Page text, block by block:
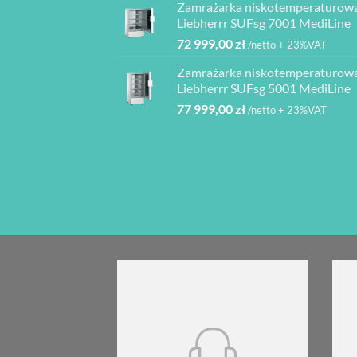
080,00
2
000,00 zł.
1
950,00 zł.
Zamrażarka
Liebherrr SUFsg 7001 MediLine
72 999,00zł/netto + 23%VAT
Zamrażarka
Liebherrr SUFsg 5001 MediLine
77 999,00zł/netto + 23%VAT